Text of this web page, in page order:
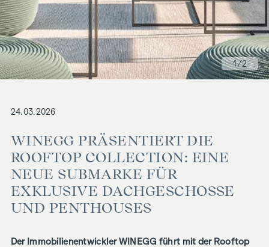
1/2
24.03.2026
WINEGG PRÄSENTIERT DIE
ROOFTOP COLLECTION: EINE
NEUE SUBMARKE FÜR
EXKLUSIVE DACHGESCHOSSE
UND PENTHOUSES
Der Immobilienentwickler WINEGG führt mit der Rooftop